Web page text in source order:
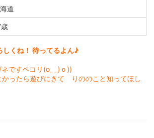
道
しくね！ 待ってるよん♪
ですペコリ(o_ _)ｏ))
ったら遊びにきて りののこと知ってほし